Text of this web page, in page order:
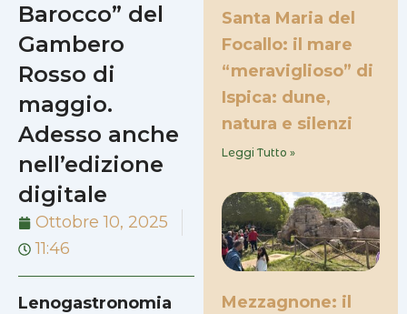
Barocco” del
Gambero
Rosso di
maggio.
Adesso anche
nell’edizione
digitale
Ottobre 10, 2025
11:46
Lenogastronomia
Santa Maria del
Focallo: il mare
“meraviglioso” di
Ispica: dune,
natura e silenzi
Leggi Tutto »
Mezzagnone: il